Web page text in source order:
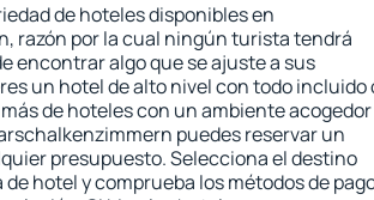
de hoteles disponibles en
razón por la cual ningún turista tendrá
encontrar algo que se ajuste a sus
un hotel de alto nivel con todo incluido
de hoteles con un ambiente
puedes reservar un
presupuesto. Selecciona el destino
hotel y comprueba los métodos de